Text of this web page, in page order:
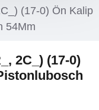
(17-0) Ön Kalip
54Mm
2C_) (17-0)